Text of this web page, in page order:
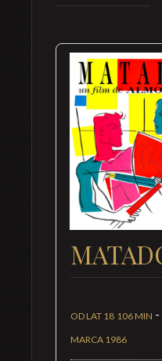
OD LAT 18 106 MIN -
MARCA 1986